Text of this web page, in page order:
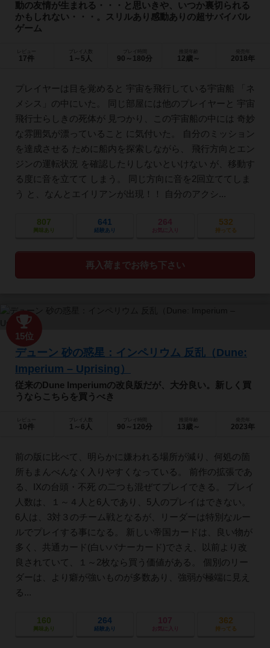
動の友情が生まれる・・・と思いきや、いつか裏切られる
かもしれない・・・。スリルあり感動ありの超サバイバル
ゲーム
17件
プレイ人数
1～5人 90～180分 12歳～ 2018年
プレイヤーは目を覚めると 宇宙を飛行している宇宙船 「ネ
メシス」の中にいた。 同じ部屋には他のプレイヤーと 宇宙
飛行士らしきの死体が 見つかり、この宇宙船の中には 奇妙
な雰囲気が漂っていること に気付いた。 自分のミッション
を達成させる ために船内を探索しながら、 飛行方向とエン
ジンの運転状況 を確認したりしないといけない が、移動す
る度に音を立てて しまう。 同じ方向に音を2回立ててしま
う と、なんとエイリアンが出現！！ 自分のアクシ...
807
興味あり
641
経験あり
264
お気に入り
532
持ってる
再入荷までお待ち下さい
15位
デューン 砂の惑星：インペリウム 反乱（Dune:
Imperium – Uprising）
従来のDune Imperiumの改良版だが、大分良い。新しく買
うならこちらを買うべき
10件
プレイ人数
1～6人 90～120分 13歳～ 2023年
前の版に比べて、明らかに嫌われる場所が減り、何処の箇
所もまんべんなく入りやすくなっている。 前作の拡張であ
る、IXの台頭・不死 の二つも混ぜてプレイできる。 プレイ
人数は、１～４人と6人であり、5人のプレイはできない。
6人は、3対３のチーム戦となるが、リーダーは特別なルー
ルでプレイする事になる。 新しい帝国カードは、良い物が
多く、共通カード(白いバナーカード)でさえ、以前より改
良されていて、１～2枚なら買う価値がある。 個別のリー
ダーは、より癖が強いものが多数あり、強弱が極端に見え
る...
160
興味あり
264
経験あり
107
お気に入り
362
持ってる